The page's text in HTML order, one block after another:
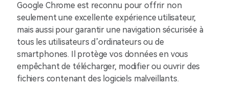
Google Chrome est reconnu pour offrir non
seulement une excellente expérience utilisateur,
mais aussi pour garantir une navigation sécurisée à
tous les utilisateurs d’ordinateurs ou de
smartphones. Il protège vos données en vous
empêchant de télécharger, modifier ou ouvrir des
fichiers contenant des logiciels malveillants.